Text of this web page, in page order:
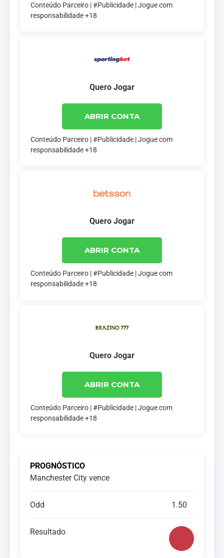
Conteúdo Parceiro | #Publicidade | Jogue com
responsabilidade +18
Quero Jogar
ABRIR CONTA
Conteúdo Parceiro | #Publicidade | Jogue com
responsabilidade +18
Quero Jogar
ABRIR CONTA
Conteúdo Parceiro | #Publicidade | Jogue com
responsabilidade +18
Quero Jogar
ABRIR CONTA
Conteúdo Parceiro | #Publicidade | Jogue com
responsabilidade +18
PROGNÓSTICO
Manchester City vence
Odd 1.50
Resultado